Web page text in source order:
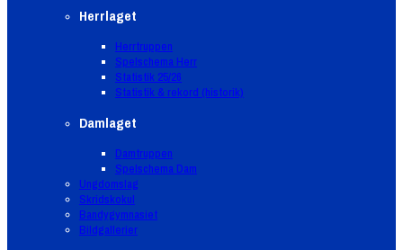
Herrlaget
Herrtruppen
Spelschema Herr
Statistik 25/26
Statistik & rekord (historik)
Damlaget
Damtruppen
Spelschema Dam
Ungdomslag
Skridskokul
Bandygymnasiet
Bildgallerier